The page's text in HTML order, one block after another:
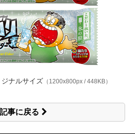
ジナルサイズ （1200x800px / 448KB）
記事に戻る